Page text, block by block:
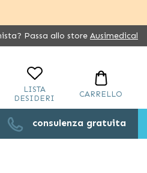
Passa allo store Ausimedical
LISTA
DESIDERI
CARRELLO
consulenza gratuita